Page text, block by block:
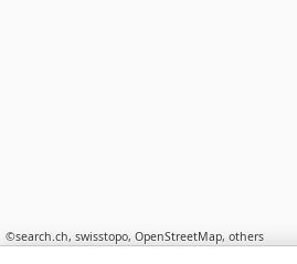
©search.ch, swisstopo, OpenStreetMap, others